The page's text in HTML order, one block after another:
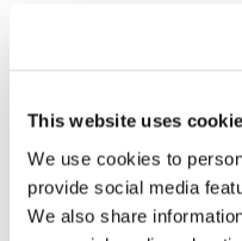
This website uses
We use cookies to
provide social media
We also share
Corte) e quindi